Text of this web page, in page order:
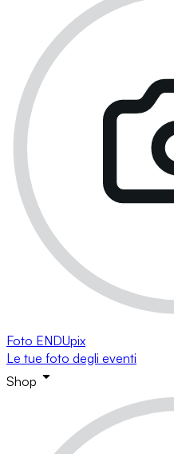
Foto ENDUpix
Le tue foto degli eventi
Shop